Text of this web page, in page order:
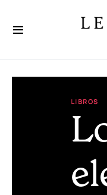
LIBROS